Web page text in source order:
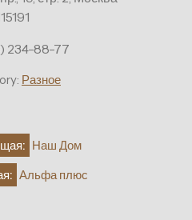
234-88-77
Разное
Наш Дом
Альфа плюс